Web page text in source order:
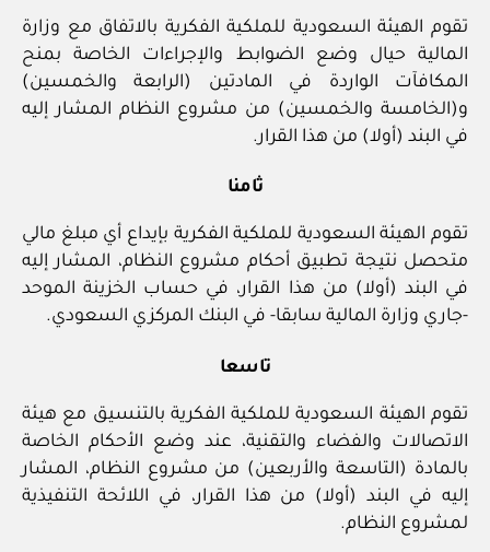
تقوم الهيئة السعودية للملكية الفكرية بالاتفاق مع وزارة
المالية حيال وضع الضوابط والإجراءات الخاصة بمنح
المكافآت الواردة في المادتين (الرابعة والخمسين)
و(الخامسة والخمسين) من مشروع النظام المشار إليه
في البند (أولا) من هذا القرار.
ثامنا
تقوم الهيئة السعودية للملكية الفكرية بإيداع أي مبلغ مالي
متحصل نتيجة تطبيق أحكام مشروع النظام، المشار إليه
في البند (أولا) من هذا القرار، في حساب الخزينة الموحد
-جاري وزارة المالية سابقا- في البنك المركزي السعودي.
تاسعا
تقوم الهيئة السعودية للملكية الفكرية بالتنسيق مع هيئة
الاتصالات والفضاء والتقنية، عند وضع الأحكام الخاصة
بالمادة (التاسعة والأربعين) من مشروع النظام، المشار
إليه في البند (أولا) من هذا القرار، في اللائحة التنفيذية
لمشروع النظام.